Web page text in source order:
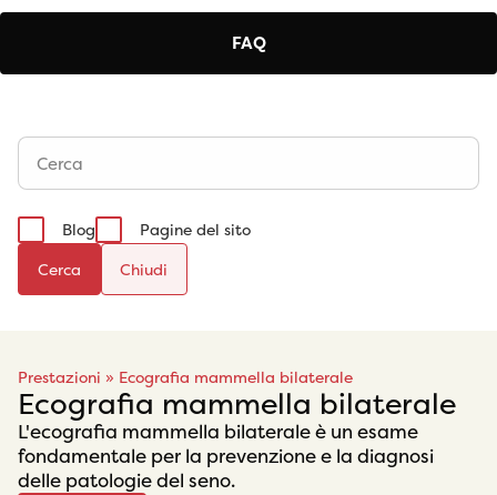
FAQ
Blog
Pagine del sito
Cerca
Prestazioni » Ecografia mammella bilaterale
Ecografia mammella bilaterale
L'ecografia mammella bilaterale è un esame
fondamentale per la prevenzione e la diagnosi
delle patologie del seno.